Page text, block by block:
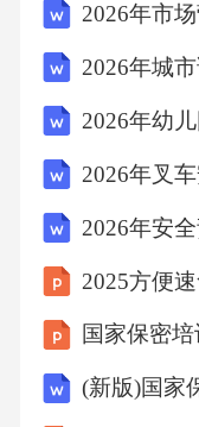
2026年市
2026年城
2026年幼
2026年叉
2026年安
2025方便
国家保密
(新版)国家